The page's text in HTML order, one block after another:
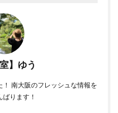
】ゆう
南大阪のフレッシュな情報を
ります！